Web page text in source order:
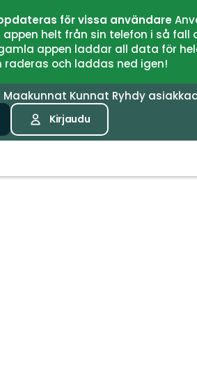
för vissa användare
helt från sin telefon i så
appen laddar all data för
raderas och laddas ned igen!
Maakunnat Kunnat Ryhdy
Kirjaudu